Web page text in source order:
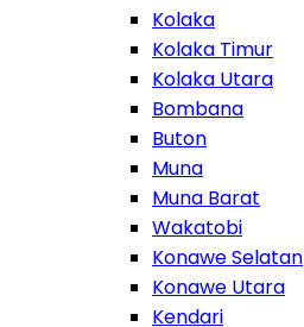
Kolaka
Kolaka Timur
Kolaka Utara
Bombana
Buton
Muna
Muna Barat
Wakatobi
Konawe Selatan
Konawe Utara
Kendari